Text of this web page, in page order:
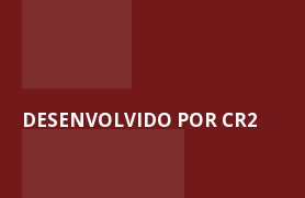
DESENVOLVIDO POR CR2